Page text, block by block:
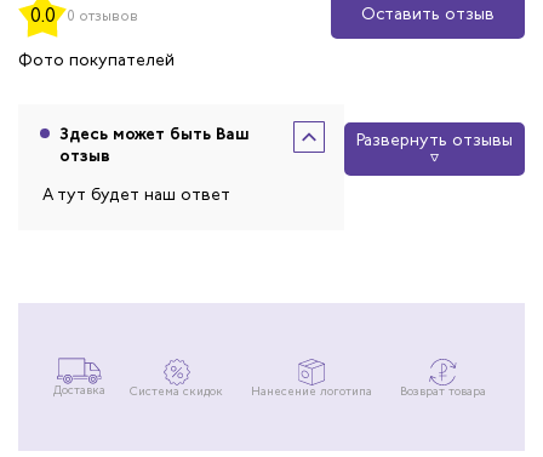
0.0 0 отзывов
Оставить отзыв
Фото покупателей
Здесь может быть Ваш
отзыв
А тут будет наш ответ
Развернуть отзывы
Доставка Система скидок Нанесение логотипа Возврат товара